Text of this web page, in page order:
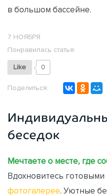
в большом бассейне.
7 НОЯБРЯ
Понравилась статья:
Like 0
Поделиться:
беседок
Мечтаете о месте, где
Вдохновитесь
фотогалерее. Уютные